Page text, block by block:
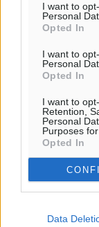
I want to
Personal
Opted In
I want to
Personal
Opted In
I want to
Retention,
Personal
Purposes
Opted In
Data
29°
πρόγνωση:
ΤΡ